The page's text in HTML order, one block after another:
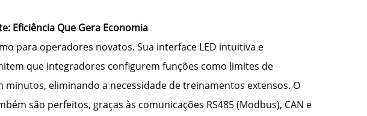
Eficiência Que Gera Economia
para operadores novatos. Sua interface LED intuitiva e
que integradores configurem funções como limites de
eliminando a necessidade de treinamentos extensos. O
são perfeitos, graças às comunicações RS485 (Modbus), CAN e